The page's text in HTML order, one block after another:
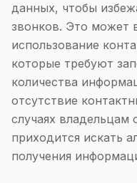
данных, чтобы
звонков. Это может
использование
которые требуют
количества
отсутствие
случаях владельцам
приходится искать
получения